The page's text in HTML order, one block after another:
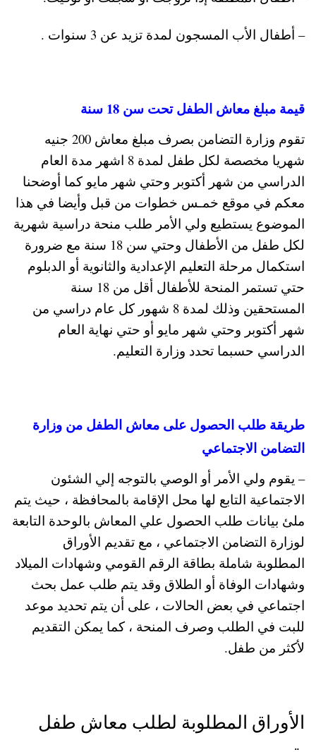
– أطفال الأب المسجون لمدة تزيد عن 3 سنوات .
قيمة مبلغ معاش الطفل تحت سن 18 سنة
تقوم وزارة التضامن بصرف مبلغ معاش 200 جنيه
شهريا مخصصة لكل طفل لمدة 8 اشهر مدة العام
الدراسي من شهر أكتوبر وحتي شهر مايو كما أوضحنا
معكم في موقع خمـس خطوات من قبل وأيضا في هذا
الموضوع يستطيع ولي الأمر طلب منحة دراسية شهرية
لكل طفل من الأطفال وحتي سن 18 سنة مع ضرورة
استكمال مرحلة التعليم الإعدادية والثانوية أو الدبلوم
حتي تستمر المنحة للأطفال أقل من 18 سنة
المستحقين وذلك لمدة 8 شهور كل عام دراسي من
شهر أكتوبر وحتي شهر مايو أو حتي نهاية العام
الدراسي حسبما تحدد وزارة التعليم.
طريقة طلب الحصول على معاش الطفل من وزارة
التضامن الاجتماعي
– يقوم ولي الأمر أو الوصي بالتوجه إلي الشئون
الاجتماعية التابع لها محل الإقامة بالمحافظة ، حيث يتم
ملئ بيانات طلب الحصول علي المعاش بالوحدة التابعة
لوزارة التضامن الاجتماعي ، مع تقديم الأوراق
المطلوبة شاملة بطاقة الرقم القومي وشهادات الميلاد
وشهادات الوفاة أو الطلاق وقد يتم طلب عمل بحث
اجتماعي في بعض الحالات ، على أن يتم تحديد موعد
للبت في الطلب وصرف المنحة ، كما يمكن التقديم
لأكثر من طفل.
الأوراق المطلوبة لطلب معاش طفل